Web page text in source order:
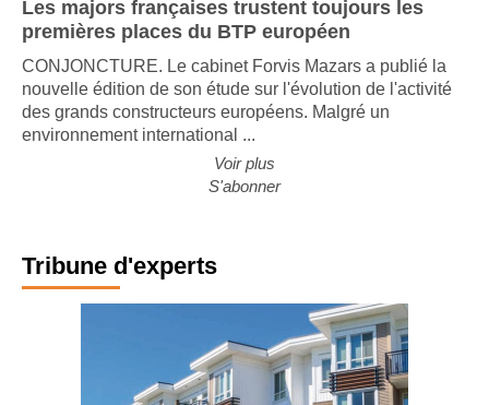
Les majors françaises trustent toujours les
premières places du BTP européen
CONJONCTURE. Le cabinet Forvis Mazars a publié la
nouvelle édition de son étude sur l'évolution de l'activité
des grands constructeurs européens. Malgré un
Voir plus
Tribune d'experts